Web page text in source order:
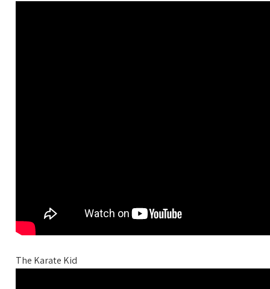
The Karate Kid